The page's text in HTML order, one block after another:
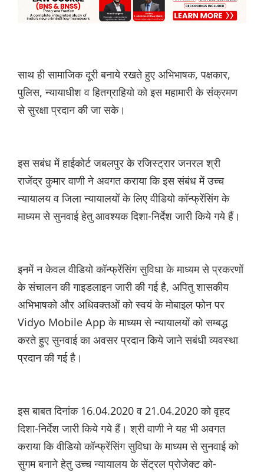
साथ ही सामाजिक दूरी बनाये रखते हुए अभिभाषक, पक्षकार,
पुलिस, न्यायाधीश व हितग्राहियो को इस महामारी के संंक्रमण
से सुरक्षा प्रदान की जा सके।
इस सबंध में हाईकोर्ट जबलपुर के रजिस्ट्रार जनरल श्री
राजेंद्र कुमार वाणी ने अवगत कराया कि इस संबंध में उच्च
न्यायालय व जिला न्यायालयों के लिए वीडियो कॉन्फ्रेंसिंग के
माध्यम से सुनवाई हेतु आवश्यक दिशा-निर्देश जारी किये गये हैं।
इनमें न केवल वीडियो कॉन्फ्रेंसिंग सुविधा के माध्यम से प्रकरणों
के संचालन की गाइडलाइन जारी की गई है, अपितु शासकीय
अभिभाषको और अधिवक्तओं को स्वयं के मोबाइल फोन पर
Vidyo Mobile App के माध्यम से न्यायालयों को सम्बद्ध
करते हुए सुनवाई का अवसर प्रदान किये जाने सबंधी व्यवस्था
प्रदान की गई है।
इस बाबत दिनांक 16.04.2020 व 21.04.2020 को वृहद
दिशा-निर्देश जारी किये गये हैं। श्री वाणी ने यह भी अवगत
कराया कि वीडियो कॉन्फ्रेंसिंग सुविधा के माध्यम से सुनवाई को
सुगम बनाने हेतु उच्च न्यायालय के सेंट्रल प्रोजेक्ट को-